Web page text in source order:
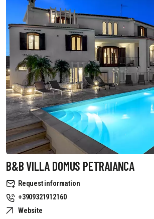
B&B VILLA DOMUS PETRAIANCA
Request information
+3909321912160
Website